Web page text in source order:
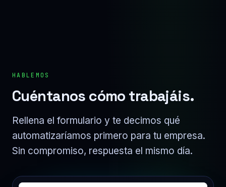
HABLEMOS
Cuéntanos cómo trabajáis.
Rellena el formulario y te decimos qué
automatizaríamos primero para tu empresa.
Sin compromiso, respuesta el mismo día.